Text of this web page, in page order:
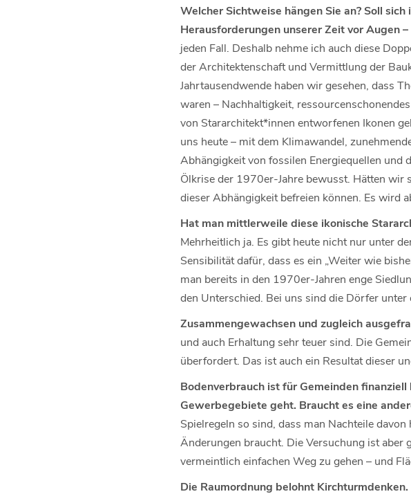
Welcher Sichtweise hängen Sie an? Soll
Herausforderungen unserer Zeit vor Augen
jeden Fall. Deshalb nehme ich auch diese
der Architektenschaft und Vermittlung der
Jahrtausendwende haben wir gesehen, dass
waren – Nachhaltigkeit,
von Stararchitekt*innen entworfenen Ikonen
uns heute – mit dem Klimawandel,
Abhängigkeit von fossilen Energiequellen und
Ölkrise der 1970er-Jahre bewusst. Hätten wir
dieser Abhängigkeit befreien können. Es wird
Hat man mittlerweile diese ikonische
Mehrheitlich ja. Es gibt heute nicht nur unter
Sensibilität dafür, dass es ein „Weiter wie
man bereits in den 1970er-Jahren enge
den Unterschied. Bei uns sind die Dörfer
Zusammengewachsen und zugleich
und auch Erhaltung sehr teuer sind. Die
überfordert. Das ist auch ein Resultat dieser
Bodenverbrauch ist für Gemeinden
Gewerbegebiete geht. Braucht es eine
Spielregeln so sind, dass man Nachteile
Änderungen braucht. Die Versuchung ist
vermeintlich einfachen Weg zu gehen – und
Die Raumordnung belohnt